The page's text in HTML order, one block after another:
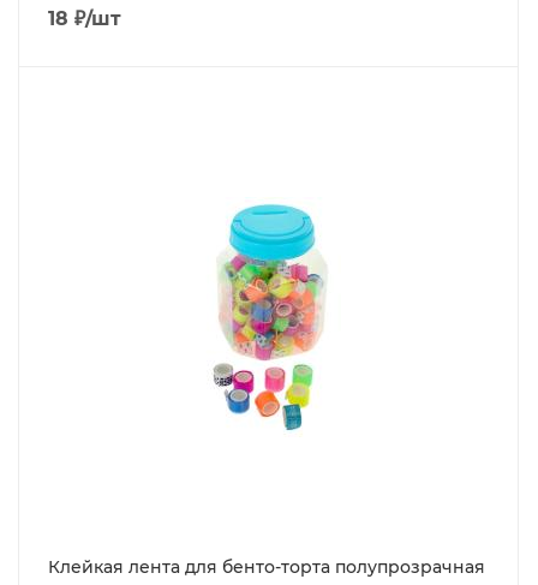
18 ₽/шт
Клейкая лента для бенто-торта полупрозрачная